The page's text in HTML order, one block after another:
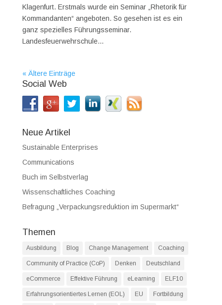
Klagenfurt. Erstmals wurde ein Seminar „Rhetorik für
Kommandanten“ angeboten. So gesehen ist es ein
ganz spezielles Führungsseminar.
Landesfeuerwehrschule...
« Ältere Einträge
Social Web
Neue Artikel
Sustainable Enterprises
Communications
Buch im Selbstverlag
Wissenschaftliches Coaching
Befragung „Verpackungsreduktion im Supermarkt“
Themen
Ausbildung Blog Change Management Coaching
Community of Practice (CoP) Denken Deutschland
eCommerce Effektive Führung eLearning ELF10
Erfahrungsorientiertes Lernen (EOL) EU Fortbildung